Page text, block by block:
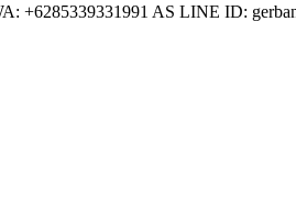
+6285339331991 AS LINE ID: